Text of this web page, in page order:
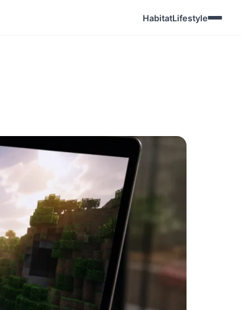
HabitatLifestyle